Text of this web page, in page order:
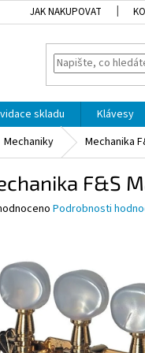
JAK NAKUPOVAT
skladu Klávesy
Mechaniky Mechanika
F&S
Podrobnosti